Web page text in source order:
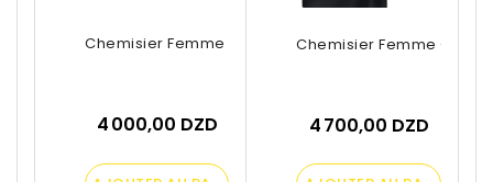
Chemisier Femme Beige Et Blanc Imprimé
4 000,00 DZD
Chemisier Femme
4 700,00 DZD